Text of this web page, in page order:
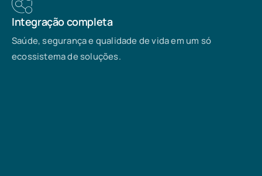
Integração completa
Saúde, segurança e qualidade de vida em um só
ecossistema de soluções.